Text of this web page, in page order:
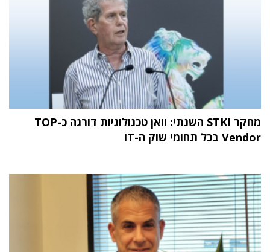
מחקר STKI השנתי: וואן טכנולוגיות דורגה כ-TOP
Vendor בכל תחומי שוק ה-IT